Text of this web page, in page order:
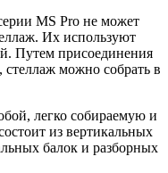
MS Pro не может
Их используют
Путем присоединения
можно собрать в
легко собираемую и
из вертикальных
балок и разборных